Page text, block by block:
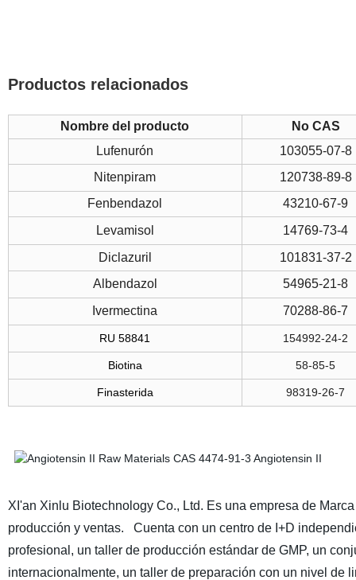
Productos relacionados
Nombre del producto
No CAS
Lufenurón
103055-07-8
Nitenpiram
120738-89-8
Fenbendazol
43210-67-9
Levamisol
14769-73-4
Diclazuril
101831-37-2
Albendazol
54965-21-8
Ivermectina
70288-86-7
RU 58841 154992-24-2
Biotina 58-85-5
Finasterida 98319-26-7
XI'an Xinlu Biotechnology Co., Ltd. Es una empresa de
producción y ventas. Cuenta con un centro de I+D
profesional, un taller de producción estándar de GMP, un
internacionalmente, un taller de preparación con un nivel de